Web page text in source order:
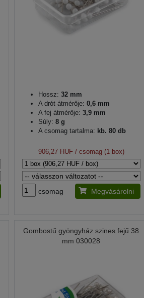
Hossz: 32 mm
A drót átmérője: 0,6 mm
A fej átmérője: 3,9 mm
Súly: 8 g
A csomag tartalma: kb. 80 db
906,27 HUF/ csomag (1 box)
csomag Megvásárolni
Gombostű gyöngyház szines fejű 38
mm 030028